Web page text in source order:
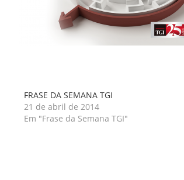
FRASE DA SEMANA TGI
21 de abril de 2014
Em "Frase da Semana TGI"